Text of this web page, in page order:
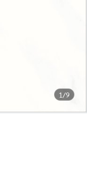
1/9